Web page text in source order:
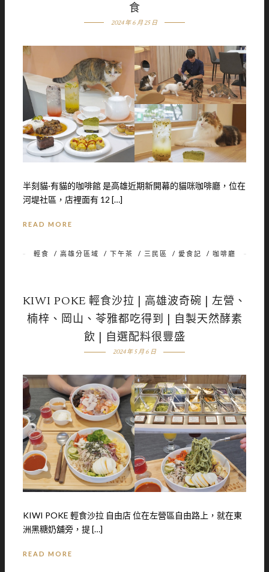
食
2024 年 6 月 25 日
半刻貓·有貓的咖啡館 是高雄近期新開幕的貓咪咖啡廳，位在
河堤社區，店裡面有 12 […]
READ MORE
輕食 / 高雄分區域 / 下午茶 / 三民區 / 愛食記 / 咖啡廳
KIWI POKE 輕食沙拉 | 高雄波奇碗 | 左營、
楠梓、岡山、苓雅都吃得到 | 自製天然酵素
飲 | 自選配料很豐盛
2024 年 5 月 6 日
KIWI POKE 輕食沙拉 自由店 位在左營區自由路上，就在東
洲黑糖奶舖旁，提 […]
READ MORE